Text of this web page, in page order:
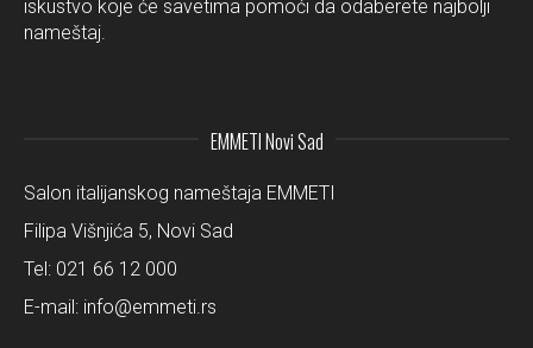
iskustvo koje će savetima pomoći da odaberete najbolji
nameštaj.
EMMETI Novi Sad
Salon italijanskog nameštaja EMMETI
Filipa Višnjića 5, Novi Sad
Tel: 021 66 12 000
E-mail: info@emmeti.rs